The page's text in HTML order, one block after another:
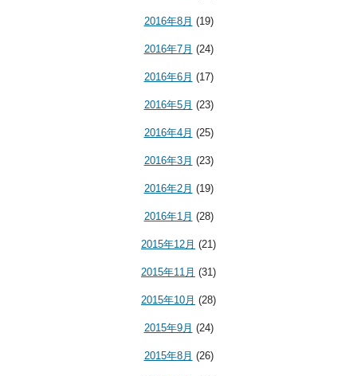
2016年8月 (19)
2016年7月 (24)
2016年6月 (17)
2016年5月 (23)
2016年4月 (25)
2016年3月 (23)
2016年2月 (19)
2016年1月 (28)
2015年12月 (21)
2015年11月 (31)
2015年10月 (28)
2015年9月 (24)
2015年8月 (26)